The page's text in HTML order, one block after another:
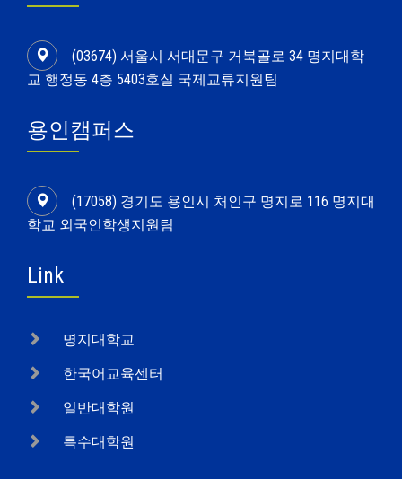
(03674) 서울시 서대문구 거북골로 34 명지대학
교 행정동 4층 5403호실 국제교류지원팀
용인캠퍼스
(17058) 경기도 용인시 처인구 명지로 116 명지대
학교 외국인학생지원팀
Link
명지대학교
한국어교육센터
일반대학원
특수대학원